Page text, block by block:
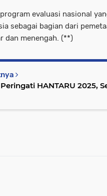
evaluasi nasional
sebagai bagian dari
dan menengah. (**)
HANTARU 2025,